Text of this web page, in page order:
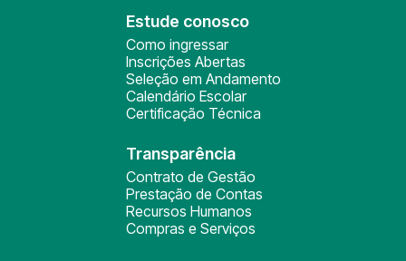
Estude conosco
Como ingressar
Inscrições Abertas
Seleção em Andamento
Calendário Escolar
Certificação Técnica
Transparência
Contrato de Gestão
Prestação de Contas
Recursos Humanos
Compras e Serviços